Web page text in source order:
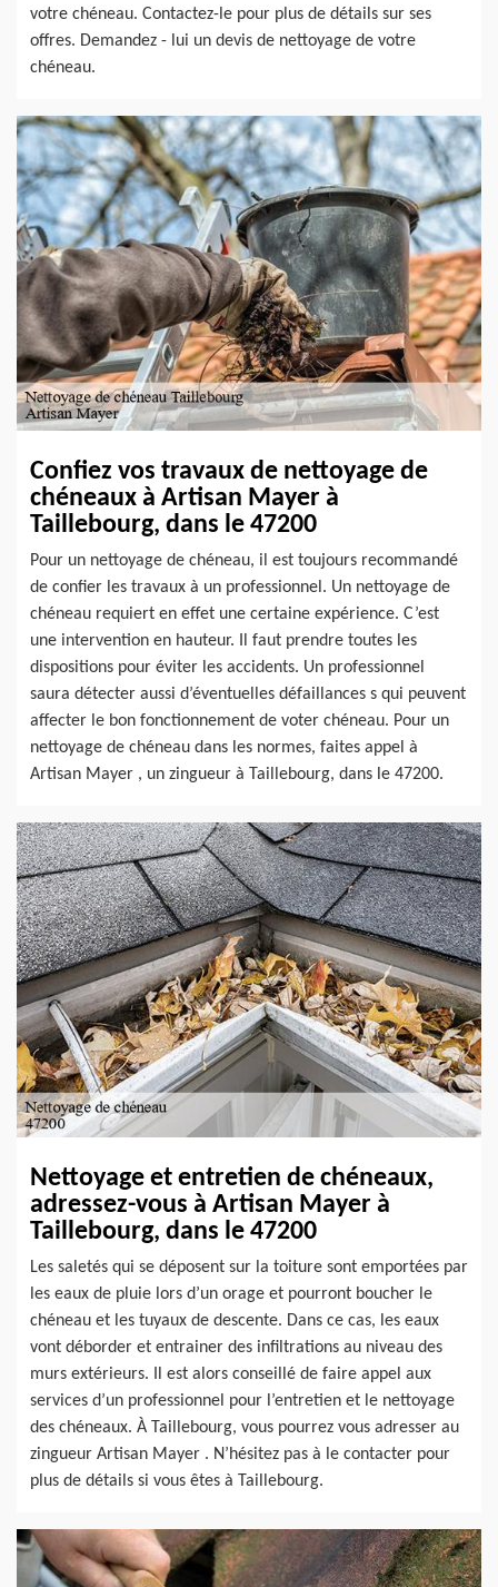
votre chéneau. Contactez-le pour plus de détails sur ses
offres. Demandez - lui un devis de nettoyage de votre
chéneau.
Confiez vos travaux de nettoyage de
chéneaux à Artisan Mayer à
Taillebourg, dans le 47200
Pour un nettoyage de chéneau, il est toujours recommandé
de confier les travaux à un professionnel. Un nettoyage de
chéneau requiert en effet une certaine expérience. C’est
une intervention en hauteur. Il faut prendre toutes les
dispositions pour éviter les accidents. Un professionnel
saura détecter aussi d’éventuelles défaillances s qui peuvent
affecter le bon fonctionnement de voter chéneau. Pour un
nettoyage de chéneau dans les normes, faites appel à
Artisan Mayer , un zingueur à Taillebourg, dans le 47200.
Nettoyage et entretien de chéneaux,
adressez-vous à Artisan Mayer à
Taillebourg, dans le 47200
Les saletés qui se déposent sur la toiture sont emportées par
les eaux de pluie lors d’un orage et pourront boucher le
chéneau et les tuyaux de descente. Dans ce cas, les eaux
vont déborder et entrainer des infiltrations au niveau des
murs extérieurs. Il est alors conseillé de faire appel aux
services d’un professionnel pour l’entretien et le nettoyage
des chéneaux. À Taillebourg, vous pourrez vous adresser au
zingueur Artisan Mayer . N’hésitez pas à le contacter pour
plus de détails si vous êtes à Taillebourg.